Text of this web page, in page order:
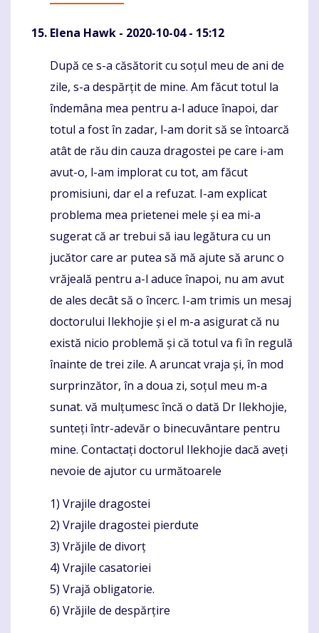
Elena Hawk - 2020-10-04 - 15:12
Komentaras
După ce s-a căsătorit cu soțul meu de ani de
zile, s-a despărțit de mine. Am făcut totul la
îndemâna mea pentru a-l aduce înapoi, dar
totul a fost în zadar, l-am dorit să se întoarcă
atât de rău din cauza dragostei pe care i-am
avut-o, l-am implorat cu tot, am făcut
promisiuni, dar el a refuzat. I-am explicat
problema mea prietenei mele și ea mi-a
sugerat că ar trebui să iau legătura cu un
jucător care ar putea să mă ajute să arunc o
vrăjeală pentru a-l aduce înapoi, nu am avut
de ales decât să o încerc. I-am trimis un mesaj
doctorului Ilekhojie și el m-a asigurat că nu
există nicio problemă și că totul va fi în regulă
înainte de trei zile. A aruncat vraja și, în mod
surprinzător, în a doua zi, soțul meu m-a
sunat. vă mulțumesc încă o dată Dr Ilekhojie,
sunteți într-adevăr o binecuvântare pentru
mine. Contactați doctorul Ilekhojie dacă aveți
nevoie de ajutor cu următoarele
1) Vrajile dragostei
2) Vrajile dragostei pierdute
3) Vrăjile de divorț
4) Vrajile casatoriei
5) Vrajă obligatorie.
6) Vrăjile de despărțire